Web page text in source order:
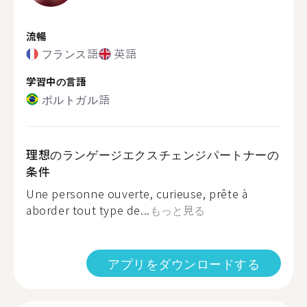
流暢
フランス語 英語
学習中の言語
ポルトガル語
理想のランゲージエクスチェンジパートナーの
条件
Une personne ouverte, curieuse, prête à
aborder tout type de... もっと見る
アプリをダウンロードする